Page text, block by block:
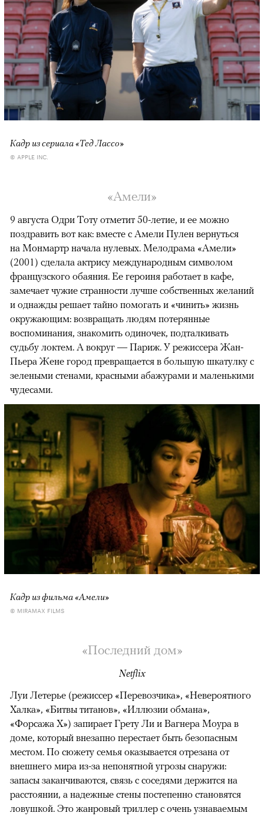
Кадр из сериала «Тед Лассо»
© APPLE INC.
«Амели»
9 августа Одри Тоту отметит 50-летие, и ее можно
поздравить вот как: вместе с Амели Пулен вернуться
на Монмартр начала нулевых. Мелодрама «Амели»
(2001) сделала актрису международным символом
французского обаяния. Ее героиня работает в кафе,
замечает чужие странности лучше собственных желаний
и однажды решает тайно помогать и «чинить» жизнь
окружающим: возвращать людям потерянные
воспоминания, знакомить одиночек, подталкивать
судьбу локтем. А вокруг — Париж. У режиссера Жан-
Пьера Жене город превращается в большую шкатулку с
зелеными стенами, красными абажурами и маленькими
чудесами.
Кадр из фильма «Амели»
© MIRAMAX FILMS
«Последний дом»
Netflix
Луи Летерье (режиссер «Перевозчика», «Невероятного
Халка», «Битвы титанов», «Иллюзии обмана»,
«Форсажа X») запирает Грету Ли и Вагнера Моура в
доме, который внезапно перестает быть безопасным
местом. По сюжету семья оказывается отрезана от
внешнего мира из-за непонятной угрозы снаружи:
запасы заканчиваются, связь с соседями держится на
расстоянии, а надежные стены постепенно становятся
ловушкой. Это жанровый триллер с очень узнаваемым